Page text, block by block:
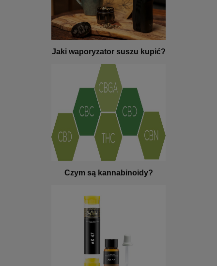
Jaki waporyzator suszu kupić?
Czym są kannabinoidy?